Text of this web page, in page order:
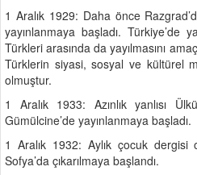
1 Aralık 1929: Daha önce
yayınlanmaya başladı. Türkiye’de
Türkleri arasında da yayılmasını
Türklerin siyasi, sosyal ve kültürel
olmuştur.
1 Aralık 1933: Azınlık yanlısı
Gümülcine’de yayınlanmaya başladı.
1 Aralık 1932: Aylık çocuk dergisi
Sofya’da çıkarılmaya başlandı.